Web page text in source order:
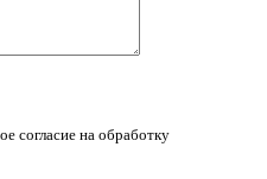
согласие на обработку